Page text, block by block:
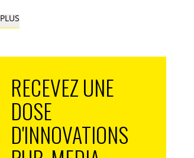
PLUS
RECEVEZ UNE
DOSE
D'INNOVATIONS